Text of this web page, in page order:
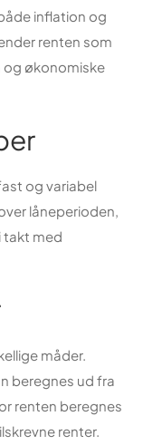
inflation og
renten som
økonomiske
og variabel
låneperioden,
takt med
måder.
beregnes ud fra
renten beregnes
renter.